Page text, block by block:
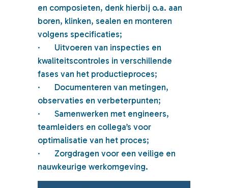
en composieten, denk hierbij o.a. aan
boren, klinken, sealen en monteren
volgens specificaties;
·
Uitvoeren van inspecties en
kwaliteitscontroles in verschillende
fases van het productieproces;
·
Documenteren van metingen,
observaties en verbeterpunten;
·
Samenwerken met engineers,
teamleiders en collega’s voor
optimalisatie van het proces;
·
Zorgdragen voor een veilige en
nauwkeurige werkomgeving.